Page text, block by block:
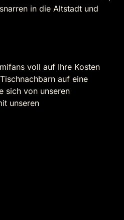
in die Altstadt und
voll auf Ihre Kosten
auf eine
sich von unseren
unseren